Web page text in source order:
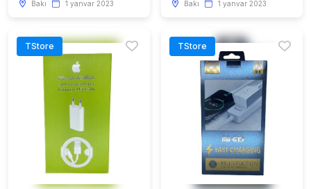
Bakı 1 yanvar 2023 Bakı 1 yanvar 2023
TStore TStore